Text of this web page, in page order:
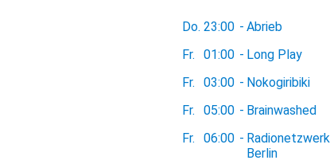
Do. 23:00 - Abrieb
Fr.
01:00 - Long Play
Fr.
03:00 - Nokogiribiki
Fr.
05:00 - Brainwashed
Fr.
06:00 - Radionetzwerk
Berlin